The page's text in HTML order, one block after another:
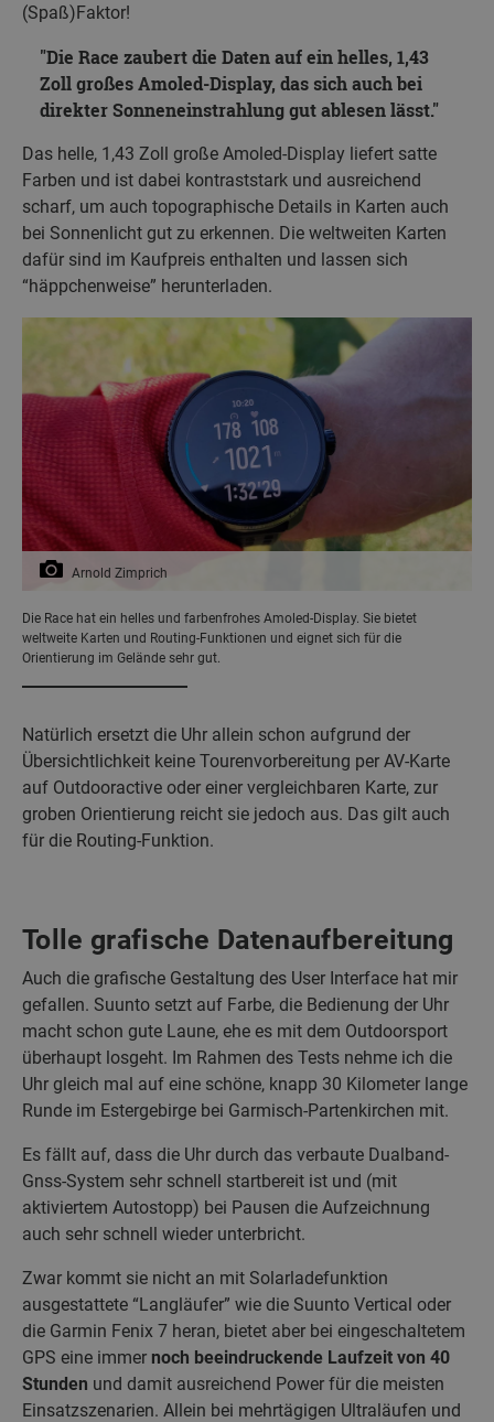
(Spaß)Faktor!
Die Race zaubert die Daten auf ein helles, 1,43
Zoll großes Amoled-Display, das sich auch bei
direkter Sonneneinstrahlung gut ablesen lässt.
Das helle, 1,43 Zoll große Amoled-Display liefert satte
Farben und ist dabei kontraststark und ausreichend
scharf, um auch topographische Details in Karten auch
bei Sonnenlicht gut zu erkennen. Die weltweiten Karten
dafür sind im Kaufpreis enthalten und lassen sich
“häppchenweise” herunterladen.
Arnold Zimprich
Die Race hat ein helles und farbenfrohes Amoled-Display. Sie bietet
weltweite Karten und Routing-Funktionen und eignet sich für die
Orientierung im Gelände sehr gut.
Natürlich ersetzt die Uhr allein schon aufgrund der
Übersichtlichkeit keine Tourenvorbereitung per AV-Karte
auf Outdooractive oder einer vergleichbaren Karte, zur
groben Orientierung reicht sie jedoch aus. Das gilt auch
für die Routing-Funktion.
Tolle grafische Datenaufbereitung
Auch die grafische Gestaltung des User Interface hat mir
gefallen. Suunto setzt auf Farbe, die Bedienung der Uhr
macht schon gute Laune, ehe es mit dem Outdoorsport
überhaupt losgeht. Im Rahmen des Tests nehme ich die
Uhr gleich mal auf eine schöne, knapp 30 Kilometer lange
Runde im Estergebirge bei Garmisch-Partenkirchen mit.
Es fällt auf, dass die Uhr durch das verbaute Dualband-
Gnss-System sehr schnell startbereit ist und (mit
aktiviertem Autostopp) bei Pausen die Aufzeichnung
auch sehr schnell wieder unterbricht.
Zwar kommt sie nicht an mit Solarladefunktion
ausgestattete “Langläufer” wie die Suunto Vertical oder
die Garmin Fenix 7 heran, bietet aber bei eingeschaltetem
GPS eine immer noch beeindruckende Laufzeit von 40
Stunden und damit ausreichend Power für die meisten
Einsatzszenarien. Allein bei mehrtägigen Ultraläufen und